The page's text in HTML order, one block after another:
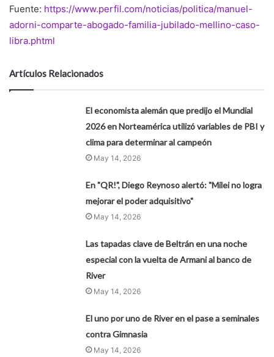
Fuente: https://www.perfil.com/noticias/politica/manuel-
adorni-comparte-abogado-familia-jubilado-mellino-caso-
libra.phtml
Artículos Relacionados
El economista alemán que predijo el Mundial
2026 en Norteamérica utilizó variables de PBI y
clima para determinar al campeón
May 14, 2026
En "QR!", Diego Reynoso alertó: "Milei no logra
mejorar el poder adquisitivo"
May 14, 2026
Las tapadas clave de Beltrán en una noche
especial con la vuelta de Armani al banco de
River
May 14, 2026
El uno por uno de River en el pase a seminales
contra Gimnasia
May 14, 2026